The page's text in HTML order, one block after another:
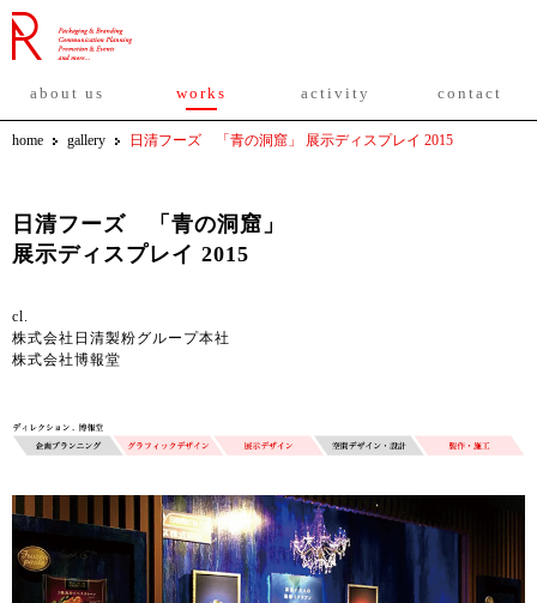
about us works activity contact
home gallery 日清フーズ 「青の洞窟」 展示ディスプレイ 2015
日清フーズ 「青の洞窟」
展示ディスプレイ 2015
cl.
株式会社日清製粉グループ本社
株式会社博報堂